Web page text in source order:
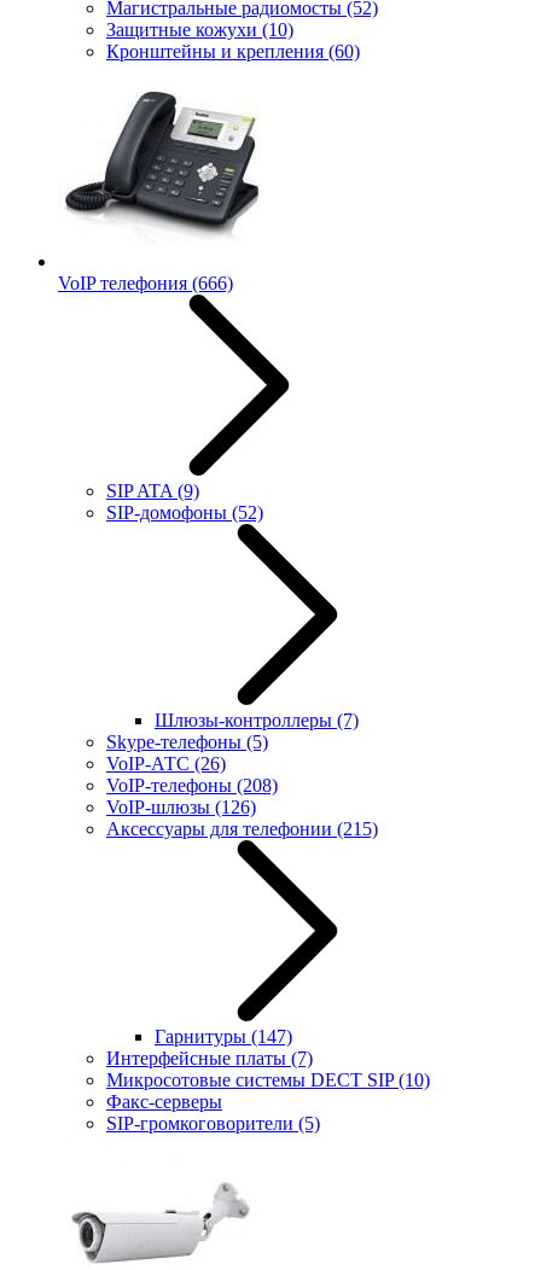
Магистральные радиомосты (52)
Защитные кожухи (10)
Кронштейны и крепления (60)
VoIP телефония (666)
SIP ATA (9)
SIP-домофоны (52)
Шлюзы-контроллеры (7)
Skype-телефоны (5)
VoIP-АТС (26)
VoIP-телефоны (208)
VoIP-шлюзы (126)
Аксессуары для телефонии (215)
Гарнитуры (147)
Интерфейсные платы (7)
Микросотовые системы DECT SIP(10)
Факс-серверы
SIP-громкоговорители (5)